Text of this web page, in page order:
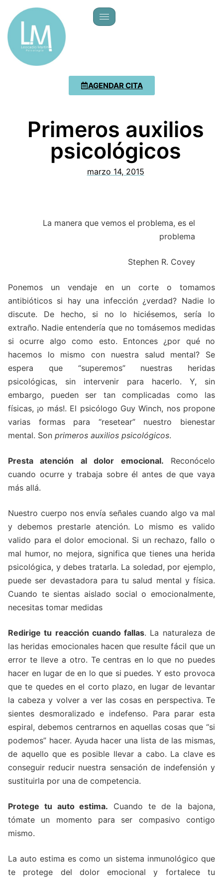
AGENDAR CITA
Primeros auxilios
psicológicos
marzo 14, 2015
La manera que vemos el problema, es el
problema
Stephen R. Covey
Ponemos un vendaje en un corte o tomamos
antibióticos si hay una infección ¿verdad? Nadie lo
discute. De hecho, si no lo hiciésemos, sería lo
extraño. Nadie entendería que no tomásemos medidas
si ocurre algo como esto. Entonces ¿por qué no
hacemos lo mismo con nuestra salud mental? Se
espera que “superemos” nuestras heridas
psicológicas, sin intervenir para hacerlo. Y, sin
embargo, pueden ser tan complicadas como las
físicas, ¡o más!. El psicólogo Guy Winch, nos propone
varias formas para “resetear” nuestro bienestar
mental. Son primeros auxilios psicológicos.
Presta atención al dolor emocional. Reconócelo
cuando ocurre y trabaja sobre él antes de que vaya
más allá.
Nuestro cuerpo nos envía señales cuando algo va mal
y debemos prestarle atención. Lo mismo es valido
valido para el dolor emocional. Si un rechazo, fallo o
mal humor, no mejora, significa que tienes una herida
psicológica, y debes tratarla. La soledad, por ejemplo,
puede ser devastadora para tu salud mental y física.
Cuando te sientas aislado social o emocionalmente,
necesitas tomar medidas
Redirige tu reacción cuando fallas. La naturaleza de
las heridas emocionales hacen que resulte fácil que un
error te lleve a otro. Te centras en lo que no puedes
hacer en lugar de en lo que si puedes. Y esto provoca
que te quedes en el corto plazo, en lugar de levantar
la cabeza y volver a ver las cosas en perspectiva. Te
sientes desmoralizado e indefenso. Para parar esta
espiral, debemos centrarnos en aquellas cosas que “si
podemos” hacer. Ayuda hacer una lista de las mismas,
de aquello que es posible llevar a cabo. La clave es
conseguir reducir nuestra sensación de indefensión y
sustituirla por una de competencia.
Protege tu auto estima. Cuando te de la bajona,
tómate un momento para ser compasivo contigo
mismo.
La auto estima es como un sistema inmunológico que
te protege del dolor emocional y fortalece tu